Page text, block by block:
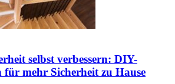
selbst verbessern: DIY-
mehr Sicherheit zu Hause